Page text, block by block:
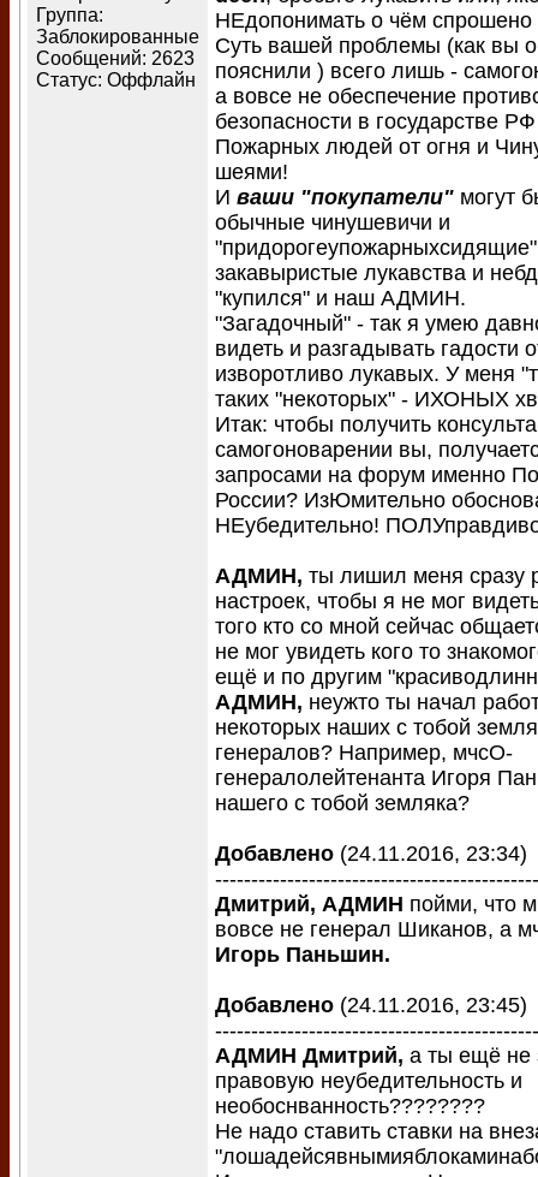
Группа:
Заблокированные
Сообщений: 2623
Статус: Оффлайн
НЕдопонимать о чём спрошено
Суть вашей проблемы (как вы
пояснили ) всего лишь -
а вовсе не обеспечение
безопасности в государстве
Пожарных людей от огня и
шеями!
И ваши "покупатели" могут
обычные чинушевичи и
закавыристые лукавства и
"купился" и наш АДМИН.
"Загадочный" - так я умею
видеть и разгадывать гадости
изворотливо лукавых. У меня
таких "некоторых" - ИХОНЫХ
Итак: чтобы получить
самогоноварении вы,
запросами на форум именно
России? ИзЮмительно
НЕубедительно!
АДМИН, ты лишил меня сразу
настроек, чтобы я не мог
того кто со мной сейчас
не мог увидеть кого то
ещё и по другим
АДМИН, неужто ты начал
некоторых наших с тобой
генералов? Например, мчсО-
генералолейтенанта Игоря
нашего с тобой земляка?
Добавлено (24.11.2016, 23:34)
---------------------------------------------
Дмитрий, АДМИН пойми, что
вовсе не генерал Шиканов, а
Игорь Паньшин.
Добавлено (24.11.2016, 23:45)
---------------------------------------------
АДМИН Дмитрий, а ты ещё не
правовую неубедительность и
необоснванность????????
Не надо ставить ставки на